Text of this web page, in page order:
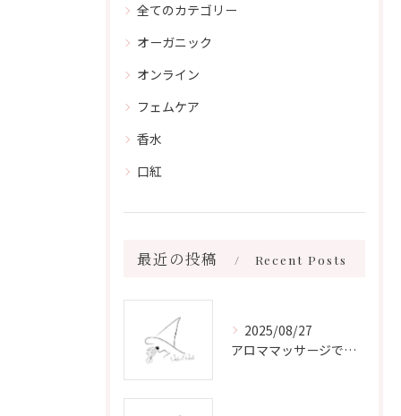
全てのカテゴリー
オーガニック
オンライン
フェムケア
香水
口紅
最近の投稿 Recent Posts
2025/08/27
アロママッサージで叶える心身リラックスと健康維持の新習慣ガイド